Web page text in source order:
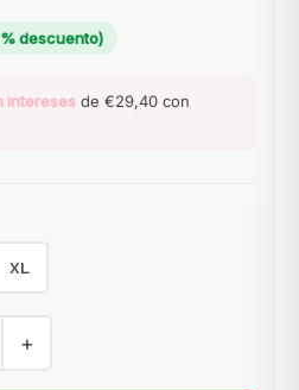
descuento)
interesesde €29,40 con
XL
+